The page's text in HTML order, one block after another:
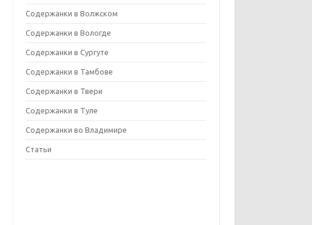
Содержанки в Волжском
Содержанки в Вологде
Содержанки в Сургуте
Содержанки в Тамбове
Содержанки в Твери
Содержанки в Туле
Содержанки во Владимире
Статьи